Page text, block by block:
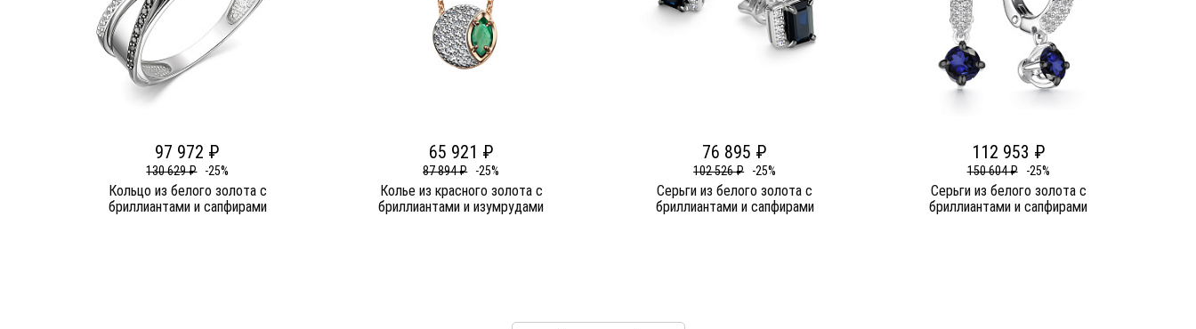
97 972 ₽
130 629 ₽ -25%
Кольцо из белого золота c
бриллиантами и сапфирами
65 921 ₽
87 894 ₽ -25%
Колье из красного золота c
бриллиантами и изумрудами
76 895 ₽
102 526 ₽ -25%
Серьги из белого золота c
бриллиантами и сапфирами
112 953 ₽
150 604 ₽ -25%
Серьги из белого золота c
бриллиантами и сапфирами